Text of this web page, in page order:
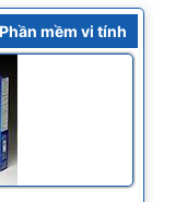
Phần mềm vi tính